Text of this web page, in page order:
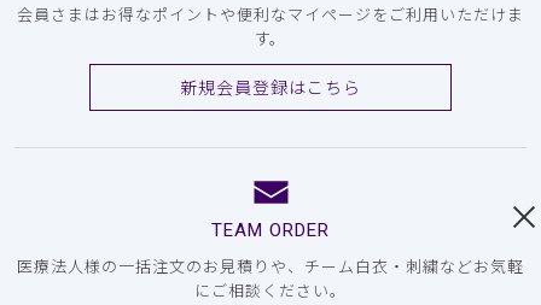
会員さまはお得なポイントや便利なマイページをご利用いただけま
す。
新規会員登録はこちら
TEAM ORDER
医療法人様の一括注文のお見積りや、チーム白衣・刺繍などお気軽
にご相談ください。